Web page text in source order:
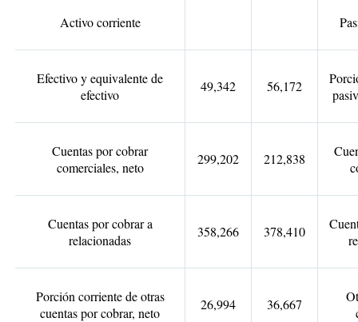
Activo corriente
Efectivo y equivalente de
efectivo
49,342 56,172
Cuentas por cobrar
comerciales, neto
299,202 212,838
Cuentas por cobrar a
relacionadas
358,266 378,410
Porción corriente de otras
cuentas por cobrar, neto
26,994 36,667